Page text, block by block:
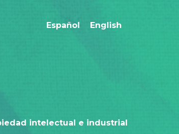
Español English
intelectual e industrial